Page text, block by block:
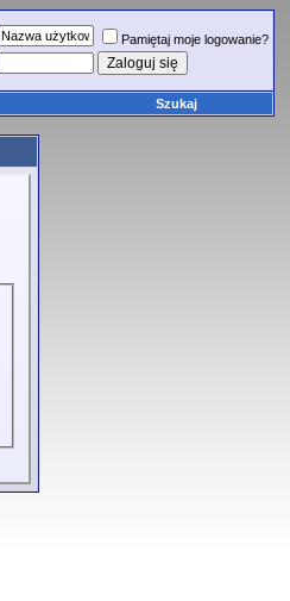
Pamiętaj moje logowanie?
Szukaj